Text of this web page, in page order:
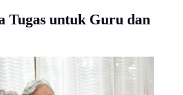
Tugas untuk Guru dan